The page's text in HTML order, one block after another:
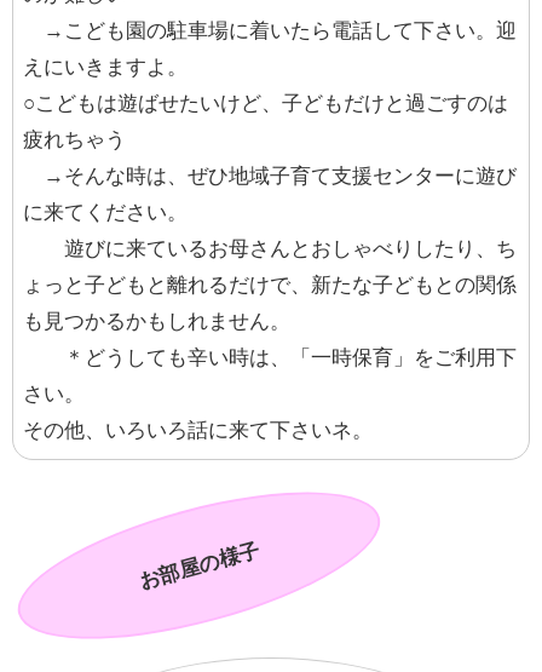
→こども園の駐車場に着いたら電話して下さい。迎
えにいきますよ。
○こどもは遊ばせたいけど、子どもだけと過ごすのは
疲れちゃう
→そんな時は、ぜひ地域子育て支援センターに遊び
に来てください。
遊びに来ているお母さんとおしゃべりしたり、ち
ょっと子どもと離れるだけで、新たな子どもとの関係
も見つかるかもしれません。
＊どうしても辛い時は、「一時保育」をご利用下
さい。
その他、いろいろ話に来て下さいネ。
お部屋の様子